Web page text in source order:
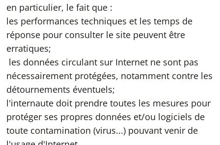
en particulier, le fait que :
les performances techniques et les temps de
réponse pour consulter le site peuvent être
erratiques;
les données circulant sur Internet ne sont pas
nécessairement protégées, notamment contre les
détournements éventuels;
l'internaute doit prendre toutes les mesures pour
protéger ses propres données et/ou logiciels de
toute contamination (virus...) pouvant venir de